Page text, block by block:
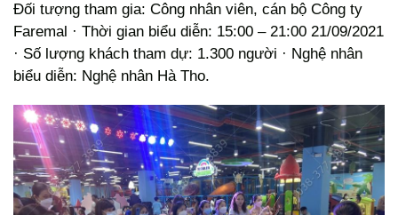
Đối tượng tham gia: Công nhân viên, cán bộ Công ty
Faremal · Thời gian biểu diễn: 15:00 – 21:00 21/09/2021
· Số lượng khách tham dự: 1.300 người · Nghệ nhân
biểu diễn: Nghệ nhân Hà Tho.